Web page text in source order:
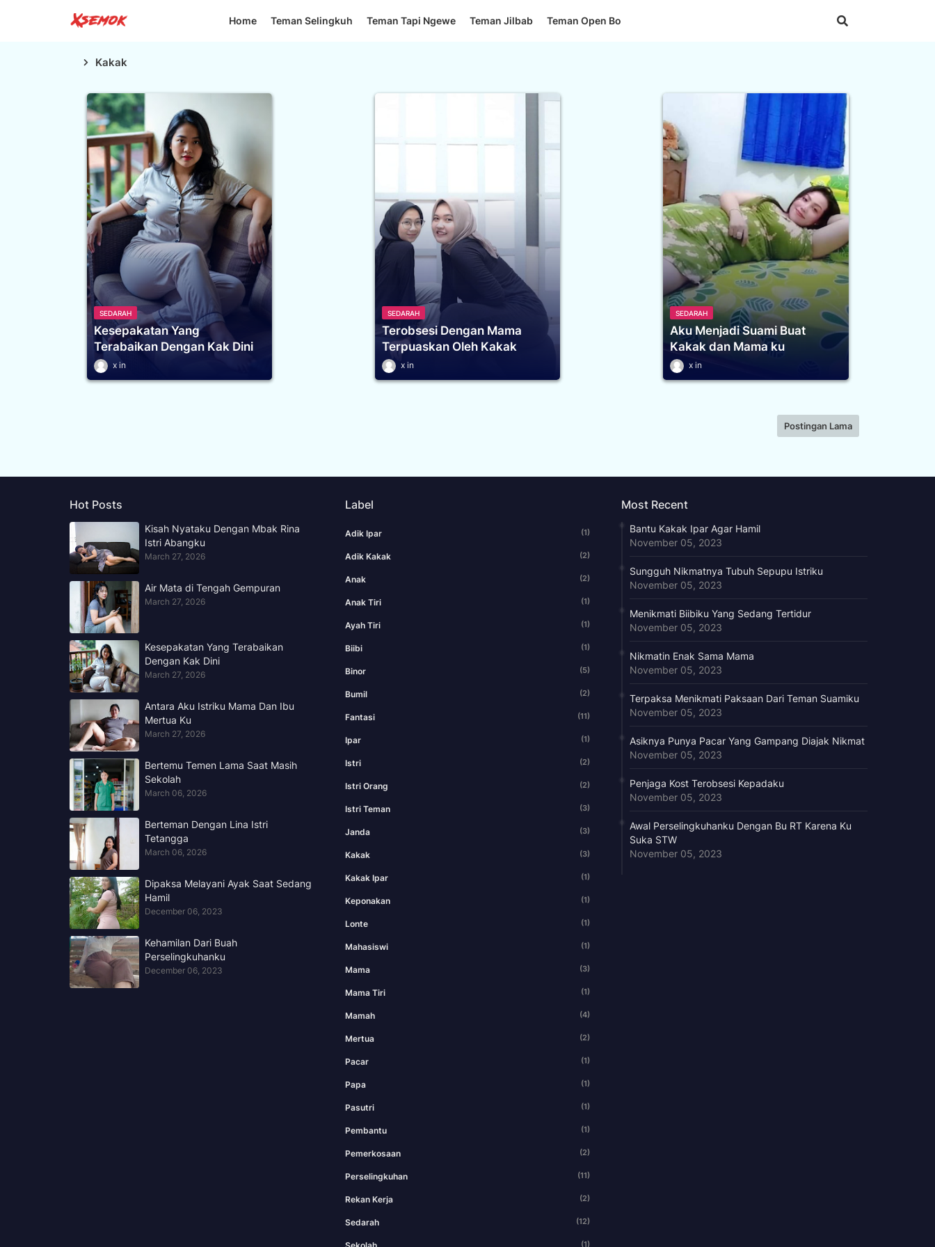
Home Teman Selingkuh Teman Tapi Ngewe Teman Jilbab Teman Open Bo
Kakak
SEDARAH
Kesepakatan Yang
Terabaikan Dengan Kak Dini
x
SEDARAH
Terobsesi Dengan Mama
Terpuaskan Oleh Kakak
x
SEDARAH
Aku Menjadi Suami Buat
Kakak dan Mama ku
x
Postingan Lama
Hot Posts
Kisah Nyataku Dengan Mbak Rina
Istri Abangku
March 27, 2026
Air Mata di Tengah Gempuran
March 27, 2026
Kesepakatan Yang Terabaikan
Dengan Kak Dini
March 27, 2026
Antara Aku Istriku Mama Dan Ibu
Mertua Ku
March 27, 2026
Bertemu Temen Lama Saat Masih
Sekolah
March 06, 2026
Berteman Dengan Lina Istri
Tetangga
March 06, 2026
Dipaksa Melayani Ayak Saat Sedang
Hamil
December 06, 2023
Kehamilan Dari Buah
Perselingkuhanku
December 06, 2023
Label
Adik Ipar (1)
Adik Kakak (2)
Anak (2)
Anak Tiri (1)
Ayah Tiri (1)
Biibi (1)
Binor (5)
Bumil (2)
Fantasi (11)
Ipar (1)
Istri (2)
Istri Orang (2)
Istri Teman (3)
Janda (3)
Kakak (3)
Kakak Ipar (1)
Keponakan (1)
Lonte (1)
Mahasiswi (1)
Mama (3)
Mama Tiri (1)
Mamah (4)
Mertua (2)
Pacar (1)
Papa (1)
Pasutri (1)
Pembantu (1)
Pemerkosaan (2)
Perselingkuhan (11)
Rekan Kerja (2)
Sedarah (12)
(1)
Most Recent
Bantu Kakak Ipar Agar Hamil
November 05, 2023
Sungguh Nikmatnya Tubuh Sepupu Istriku
November 05, 2023
Menikmati Biibiku Yang Sedang Tertidur
November 05, 2023
Nikmatin Enak Sama Mama
November 05, 2023
Terpaksa Menikmati Paksaan Dari Teman Suamiku
November 05, 2023
Asiknya Punya Pacar Yang Gampang Diajak Nikmat
November 05, 2023
Penjaga Kost Terobsesi Kepadaku
November 05, 2023
Awal Perselingkuhanku Dengan Bu RT Karena Ku
Suka STW
November 05, 2023